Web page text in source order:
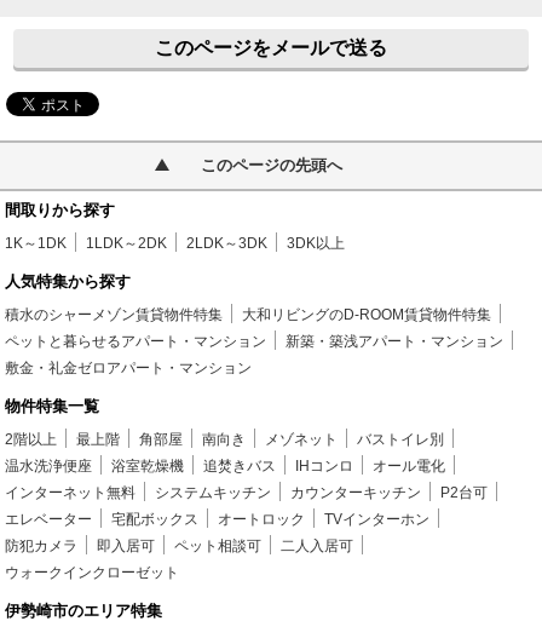
このページをメールで送る
このページの先頭へ
間取りから探す
1K～1DK 1LDK～2DK 2LDK～3DK 3DK以上
人気特集から探す
積水のシャーメゾン賃貸物件特集
大和リビングのD-ROOM賃貸物件特集
ペットと暮らせるアパート・マンション
新築・築浅アパート・マンション
敷金・礼金ゼロアパート・マンション
物件特集一覧
2階以上 最上階 角部屋 南向き メゾネット
バストイレ別
温水洗浄便座
浴室乾燥機 追焚きバス IHコンロ
オール電化
インターネット無料
システムキッチン カウンターキッチン
P2台可
エレベーター
宅配ボックス オートロック
TVインターホン
防犯カメラ
即入居可 ペット相談可
二人入居可
ウォークインクローゼット
伊勢崎市のエリア特集